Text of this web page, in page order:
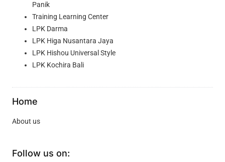
Panik
Training Learning Center
LPK Darma
LPK Higa Nusantara Jaya
LPK Hishou Universal Style
LPK Kochira Bali
Home
About us
Follow us on: